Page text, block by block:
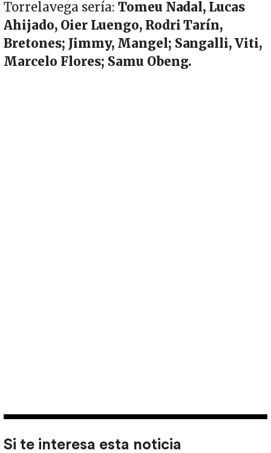
Torrelavega sería: Tomeu Nadal, Lucas
Ahijado, Oier Luengo, Rodri Tarín,
Bretones; Jimmy, Mangel; Sangalli, Viti,
Marcelo Flores; Samu Obeng.
Si te interesa esta noticia